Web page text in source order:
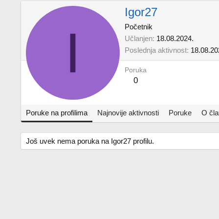
I
Igor27
Početnik
Učlanjen 18.08.2024.
Poslednja aktivnost
Poruka
0
Poruke na profilima Najnovije aktivnosti Poruke O
Još uvek nema poruka na Igor27 profilu.